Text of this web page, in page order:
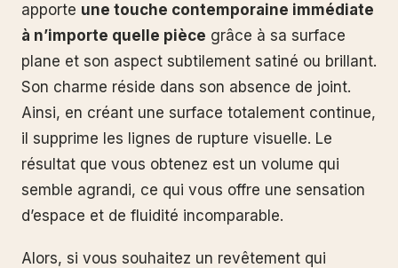
apporte une touche contemporaine immédiate
à n’importe quelle pièce grâce à sa surface
plane et son aspect subtilement satiné ou brillant.
Son charme réside dans son absence de joint.
Ainsi, en créant une surface totalement continue,
il supprime les lignes de rupture visuelle. Le
résultat que vous obtenez est un volume qui
semble agrandi, ce qui vous offre une sensation
d’espace et de fluidité incomparable.
Alors, si vous souhaitez un revêtement qui